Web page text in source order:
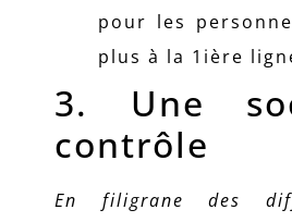
pour les
plus à la 1ière
3. Une
contrôle
En filigrane des